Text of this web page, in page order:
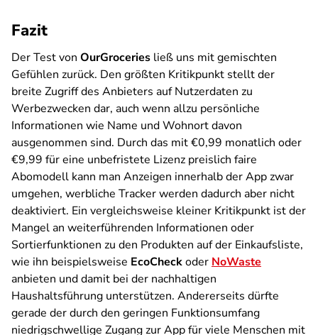
Fazit
Der Test von OurGroceries ließ uns mit gemischten
Gefühlen zurück. Den größten Kritikpunkt stellt der
breite Zugriff des Anbieters auf Nutzerdaten zu
Werbezwecken dar, auch wenn allzu persönliche
Informationen wie Name und Wohnort davon
ausgenommen sind. Durch das mit €0,99 monatlich oder
€9,99 für eine unbefristete Lizenz preislich faire
Abomodell kann man Anzeigen innerhalb der App zwar
umgehen, werbliche Tracker werden dadurch aber nicht
deaktiviert. Ein vergleichsweise kleiner Kritikpunkt ist der
Mangel an weiterführenden Informationen oder
Sortierfunktionen zu den Produkten auf der Einkaufsliste,
wie ihn beispielsweise EcoCheckoder NoWaste
anbieten und damit bei der nachhaltigen
Haushaltsführung unterstützen. Andererseits dürfte
gerade der durch den geringen Funktionsumfang
niedrigschwellige Zugang zur App für viele Menschen mit